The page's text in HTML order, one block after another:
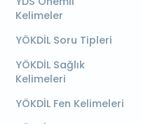
Kelimeler
YÖKDİL Soru Tipleri
YÖKDİL Sağlık
Kelimeleri
YÖKDİL Fen Kelimeleri